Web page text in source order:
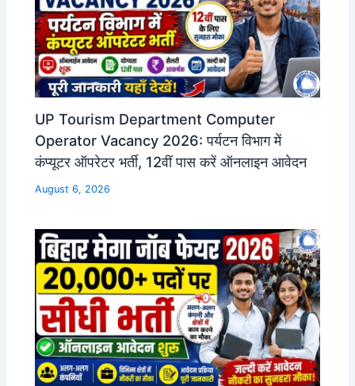
UP Tourism Department Computer
Operator Vacancy 2026: पर्यटन विभाग में
कंप्यूटर ऑपरेटर भर्ती, 12वीं पास करें ऑनलाइन आवेदन
August 6, 2026